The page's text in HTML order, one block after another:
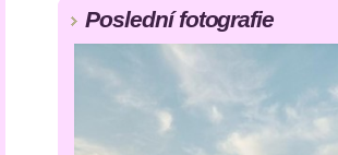
Poslední fotografie